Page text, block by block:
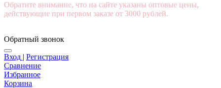
Обратите внимание, что на сайте указаны оптовые цены,
действующие при первом заказе от 3000 рублей.
Обратный звонок
Вход | Регистрация
Сравнение
Избранное
Корзина